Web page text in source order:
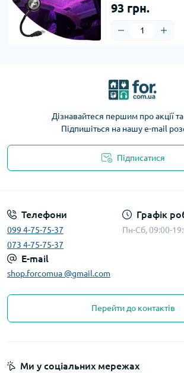
93 грн.
Дізнавайтеся першим про акції
Підпишіться на нашу e-mail
Підписатися
Телефони
099 4-75-75-37
073 4-75-75-37
Графік
Пн-Сб, 09:00-
E-mail
shop.forcomua @gmail.com
Перейти до контактів
Ми у соціальних мережах